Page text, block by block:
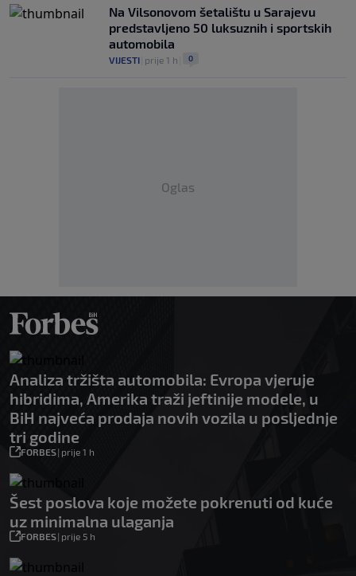
Na Vilsonovom šetalištu u Sarajevu
predstavljeno 50 luksuznih i sportskih
automobila
VIJESTI prije 1 h 0
Oglas
Analiza tržišta automobila: Evropa vjeruje
hibridima, Amerika traži jeftinije modele, u
BiH najveća prodaja novih vozila u posljednje
tri godine
FORBES| prije 1 h
Šest poslova koje možete pokrenuti od kuće
uz minimalna ulaganja
FORBES| prije 5 h